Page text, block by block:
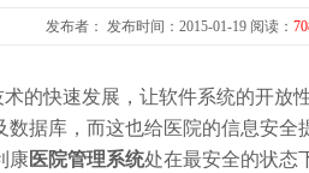
发布者： 发布时间：2015-01-19 阅读：
的快速发展，让软件系统的开放
数据库，而这也给医院的信息安全
康医院管理系统处在最安全的状态